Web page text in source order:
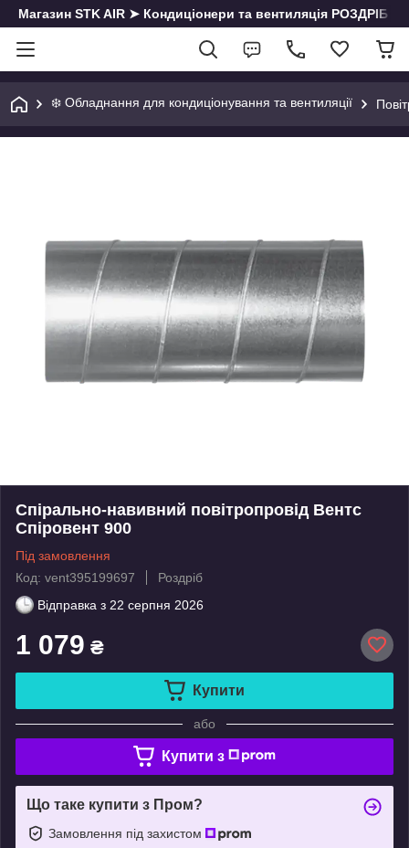
Магазин STK AIR ➤ Кондиціонери та вентиляція РОЗДРІБ
❄️ Обладнання для кондиціонування та вентиляції
Спірально-навивний повітропровід Вентс
Спіровент 900
Під замовлення
Код: vent395199697
Роздріб
Відправка з 22 серпня 2026
1 079 ₴
Купити
або
Купити з
Що таке купити з Пром?
Замовлення під захистом